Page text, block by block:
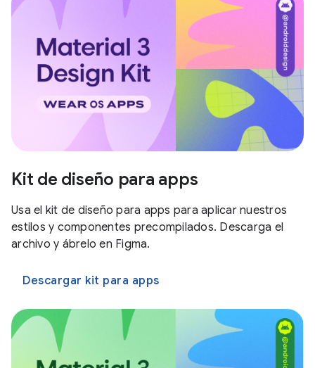
Kit de diseño para apps
Usa el kit de diseño para apps para aplicar nuestros
estilos y componentes precompilados. Descarga el
archivo y ábrelo en Figma.
Descargar kit para apps